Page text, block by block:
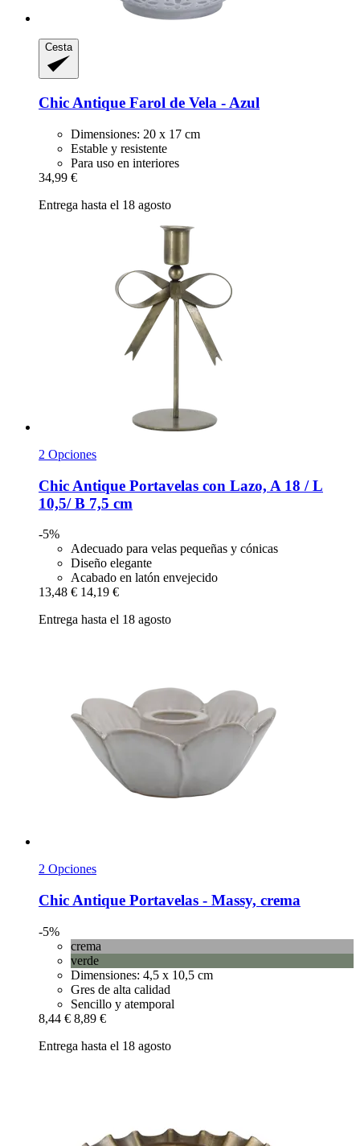
Cesta
Chic Antique Farol de Vela -​ Azul
Dimensiones: 20 x 17 cm
Estable y resistente
Para uso en interiores
34,99 €
Entrega hasta el 18 agosto
2 Opciones
Chic Antique Portavelas con Lazo, A 18 / L
10,5/ B 7,5 cm
-5%
Adecuado para velas pequeñas y cónicas
Diseño elegante
Acabado en latón envejecido
13,48 € 14,19 €
Entrega hasta el 18 agosto
2 Opciones
Chic Antique Portavelas -​ Massy, crema
-5%
crema
verde
Dimensiones: 4,5 x 10,5 cm
Gres de alta calidad
Sencillo y atemporal
8,44 € 8,89 €
Entrega hasta el 18 agosto